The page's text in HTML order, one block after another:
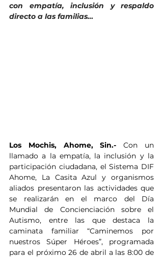
con empatía, inclusión y respaldo
directo a las familias…
Los Mochis, Ahome, Sin.- Con un
llamado a la empatía, la inclusión y la
participación ciudadana, el Sistema DIF
Ahome, La Casita Azul y organismos
aliados presentaron las actividades que
se realizarán en el marco del Día
Mundial de Concienciación sobre el
Autismo, entre las que destaca la
caminata familiar “Caminemos por
nuestros Súper Héroes”, programada
para el próximo 26 de abril a las 8:00 de